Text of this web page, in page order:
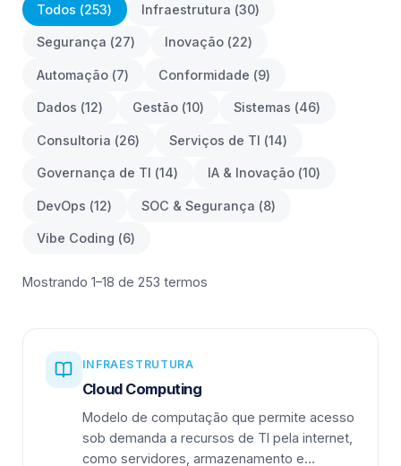
Todos (253) Infraestrutura (30)
Segurança (27) Inovação (22)
Automação (7) Conformidade (9)
Dados (12) Gestão (10) Sistemas (46)
Consultoria (26) Serviços de TI (14)
Governança de TI (14) IA & Inovação (10)
DevOps (12) SOC & Segurança (8)
Vibe Coding (6)
Mostrando 1–18 de 253 termos
INFRAESTRUTURA
Cloud Computing
Modelo de computação que permite acesso
sob demanda a recursos de TI pela internet,
como servidores, armazenamento e